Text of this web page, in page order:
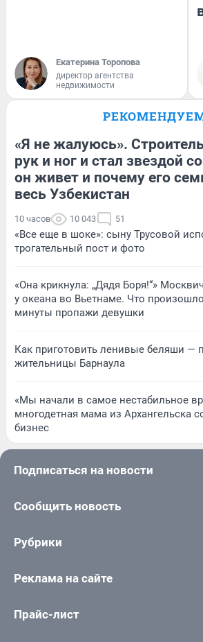
Екатерина Торопова
директор агентства
недвижимости
«Я не жалуюсь».
рук и ног и стал звездой
он живет и почему его
весь Узбекистан
10 часов 10 043 51
«Все еще в шоке»: сыну Трусовой
трогательный пост и фото
«Она крикнула: „Дядя Боря!“»
у океана во Вьетнаме. Что
минуты пропажи девушки
Как приготовить ленивые беляши —
жительницы Барнаула
«Мы начали в самое нестабильное
многодетная мама из Архангельска
бизнес
Подписаться на новости
Сообщить новость
Рубрики
Реклама на сайте
Прайс-лист